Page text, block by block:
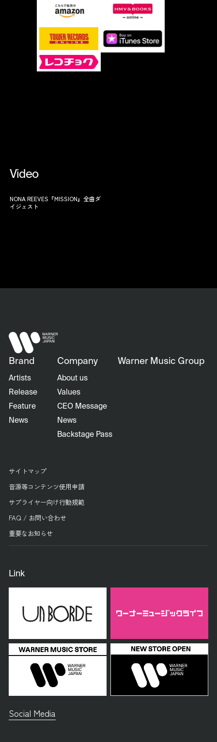
Video
NONA REEVES『MISSION』全曲ダ
イジェスト
Brand
Artists
Release
Feature
News
Company
About us
Values
CEO Message
News
Backstage Pass
Warner Music Group
サイトマップ
音源等コンテンツ使用申請
サプライヤー向け行動規範
FAQ / お問い合わせ
重要なお知らせ
Link
Social Media